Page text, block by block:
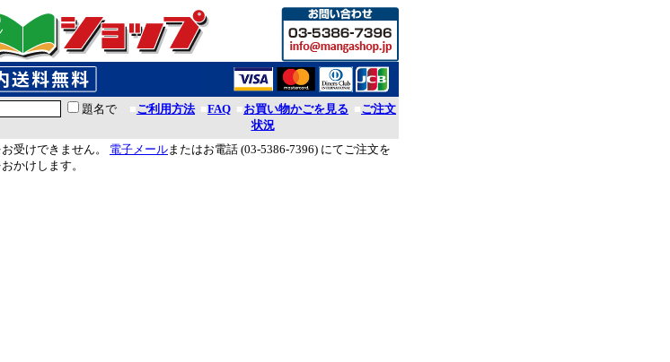
題名で ■ご利用方法■FAQ ■お買い物かごを見る ■ご注文
状況
受けできません。 電子メールまたはお電話 (03-5386-7396) にてご注文を
かけします。